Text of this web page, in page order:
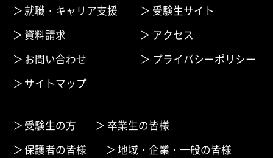
就職・キャリア支援
受験生サイト
資料請求
アクセス
お問い合わせ
プライバシーポリシー
サイトマップ
受験生の方
卒業生の皆様
保護者の皆様
地域・企業・一般の皆様